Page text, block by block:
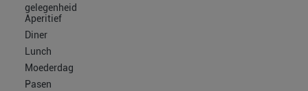
gelegenheid
Aperitief
Diner
Lunch
Moederdag
Pasen